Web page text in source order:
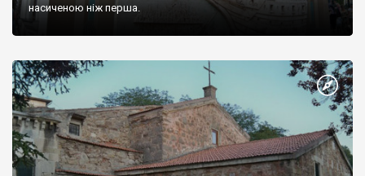
насиченою ніж перша.